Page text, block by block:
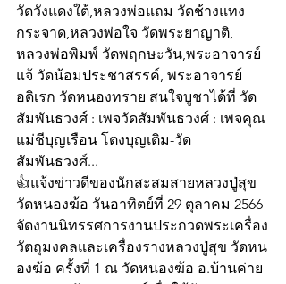
วัดวังแดงใต้,หลวงพ่อแถม วัดช้างแทง
กระจาด,หลวงพ่อใจ วัดพระยาญาติ,
หลวงพ่อพิมพ์ วัดพฤกษะวัน,พระอาจารย์
แจ้ วัดน้อมประชาสรรค์, พระอาจารย์
อดิเรก วัดหนองทราย สนใจบูชาได้ที่ วัด
สัมพันธวงศ์ : เพจวัดสัมพันธวงศ์ : เพจคุณ
แม่ชีบุญเรือน โตงบุญเติม-วัด
สัมพันธวงศ์...
👍แจ้งข่าวดีของนักสะสมสายหลวงปู่สุข
วัดหนองฆ้อ วันอาทิตย์ที่ 29 ตุลาคม 2566
จัดงานนิทรรศการงานประกวดพระเครื่อง
วัตถุมงคลและเครื่องรางหลวงปู่สุข วัดหน
องฆ้อ ครั้งที่ 1 ณ วัดหนองฆ้อ อ.บ้านค่าย